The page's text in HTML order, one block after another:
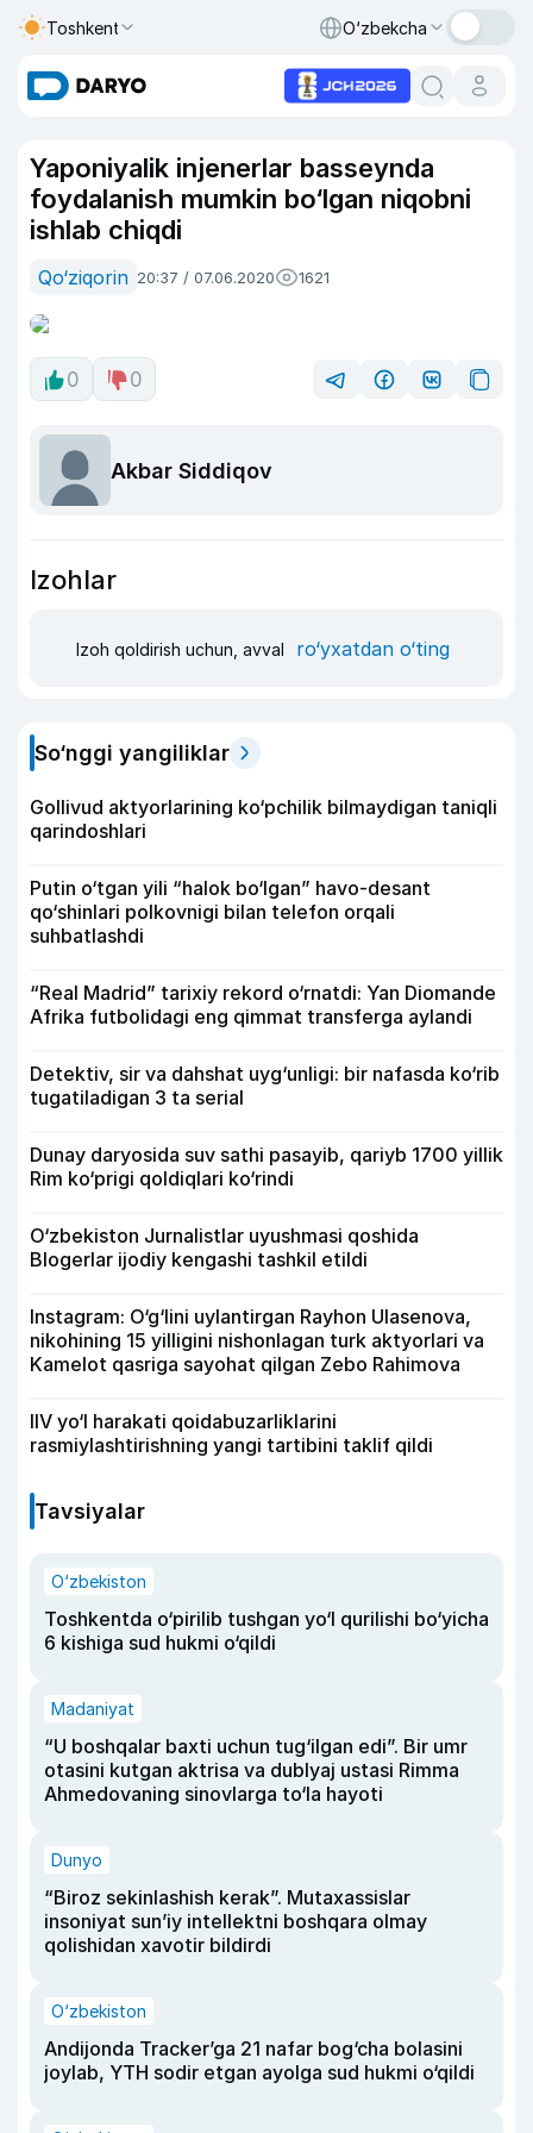
Toshkent O‘zbekcha
Yaponiyalik injenerlar basseynda
foydalanish mumkin bo‘lgan niqobni
ishlab chiqdi
Qo‘ziqorin 20:37 / 07.06.2020 1621
0 0
Akbar Siddiqov
Izohlar
Izoh qoldirish uchun, avval ro‘yxatdan o‘ting
So‘nggi yangiliklar
Gollivud aktyorlarining ko‘pchilik bilmaydigan taniqli
qarindoshlari
Putin o‘tgan yili “halok bo‘lgan” havo-desant
qo‘shinlari polkovnigi bilan telefon orqali
suhbatlashdi
“Real Madrid” tarixiy rekord o‘rnatdi: Yan Diomande
Afrika futbolidagi eng qimmat transferga aylandi
Detektiv, sir va dahshat uyg‘unligi: bir nafasda ko‘rib
tugatiladigan 3 ta serial
Dunay daryosida suv sathi pasayib, qariyb 1700 yillik
Rim ko‘prigi qoldiqlari ko‘rindi
O‘zbekiston Jurnalistlar uyushmasi qoshida
Blogerlar ijodiy kengashi tashkil etildi
Instagram: O‘g‘lini uylantirgan Rayhon Ulasenova,
nikohining 15 yilligini nishonlagan turk aktyorlari va
Kamelot qasriga sayohat qilgan Zebo Rahimova
IIV yo‘l harakati qoidabuzarliklarini
rasmiylashtirishning yangi tartibini taklif qildi
Tavsiyalar
O‘zbekiston
Toshkentda o‘pirilib tushgan yo‘l qurilishi bo‘yicha
6 kishiga sud hukmi o‘qildi
Madaniyat
“U boshqalar baxti uchun tug‘ilgan edi”. Bir umr
otasini kutgan aktrisa va dublyaj ustasi Rimma
Ahmedovaning sinovlarga to‘la hayoti
Dunyo
“Biroz sekinlashish kerak”. Mutaxassislar
insoniyat sun’iy intellektni boshqara olmay
qolishidan xavotir bildirdi
O‘zbekiston
Andijonda Tracker’ga 21 nafar bog‘cha bolasini
joylab, YTH sodir etgan ayolga sud hukmi o‘qildi